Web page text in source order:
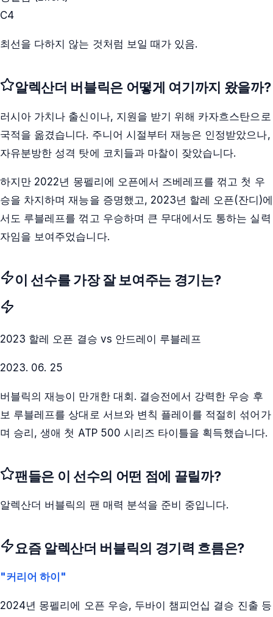
C4
최선을 다하지 않는 것처럼 보일 때가 있음.
알렉산더 버블릭은 어떻게 여기까지 왔을까?
러시아 가치나 출신이나, 지원을 받기 위해 카자흐스탄으로
국적을 옮겼습니다. 주니어 시절부터 재능은 인정받았으나,
자유분방한 성격 탓에 코치들과 마찰이 잦았습니다.
하지만 2022년 몽펠리에 오픈에서 즈베레프를 꺾고 첫 우
승을 차지하며 재능을 증명했고, 2023년 할레 오픈(잔디)에
서도 루블레프를 꺾고 우승하며 큰 무대에서도 통하는 실력
자임을 보여주었습니다.
이 선수를 가장 잘 보여주는 경기는?
2023 할레 오픈 결승 vs 안드레이 루블레프
2023. 06. 25
버블릭의 재능이 만개한 대회. 결승전에서 강력한 우승 후
보 루블레프를 상대로 서브와 변칙 플레이를 적절히 섞어가
며 승리, 생애 첫 ATP 500 시리즈 타이틀을 획득했습니다.
팬들은 이 선수의 어떤 점에 끌릴까?
알렉산더 버블릭의 팬 매력 분석을 준비 중입니다.
요즘 알렉산더 버블릭의 경기력 흐름은?
"커리어 하이"
2024년 몽펠리에 오픈 우승, 두바이 챔피언십 결승 진출 등